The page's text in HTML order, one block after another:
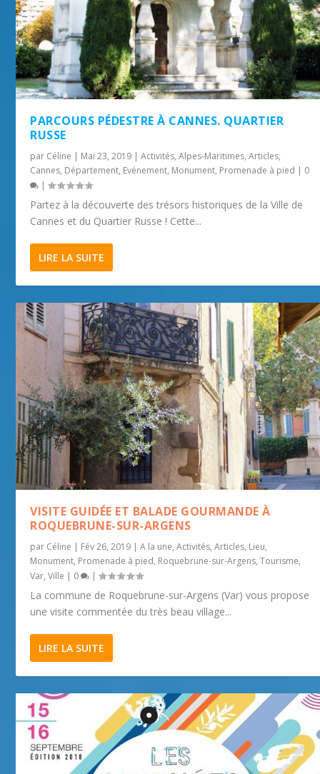
PARCOURS PÉDESTRE À CANNES. QUARTIER
RUSSE
par Céline | Mai 23, 2019 |Activités,Alpes-Maritimes,Articles,
Cannes, Département, Evénement, Monument, Promenade à pied | 0
|
Partez à la découverte des trésors historiques de la Ville de
Cannes et du Quartier Russe ! Cette...
LIRE LA SUITE
VISITE GUIDÉE ET BALADE GOURMANDE À
ROQUEBRUNE-SUR-ARGENS
par Céline | Fév 26, 2019 |A la une,Activités,Articles, Lieu,
Monument, Promenade à pied, Roquebrune-sur-Argens,Tourisme,
Var,Ville | 0 |
La commune de Roquebrune-sur-Argens (Var) vous propose
une visite commentée du très beau village...
LIRE LA SUITE